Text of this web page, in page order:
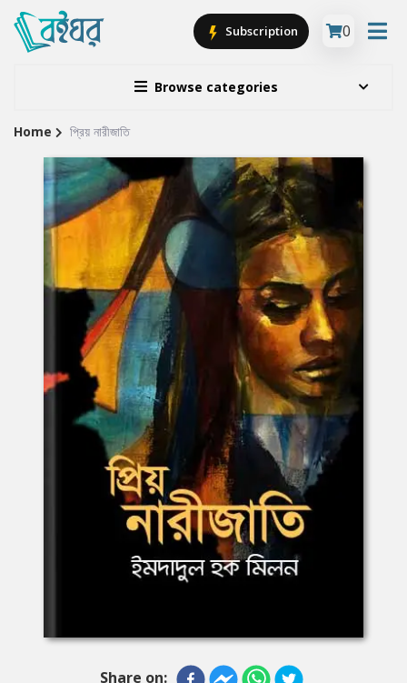
Browse categories
Subscription 0
Site
Breadcrumb
Home প্রিয় নারীজাতি
Share on: